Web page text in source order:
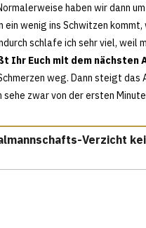
haben wir dann
ein wenig ins Schwitzen
schlafe ich sehr viel, weil
Ihr Euch mit dem
weg. Dann steigt das
sehe zwar von der ersten
Verzicht